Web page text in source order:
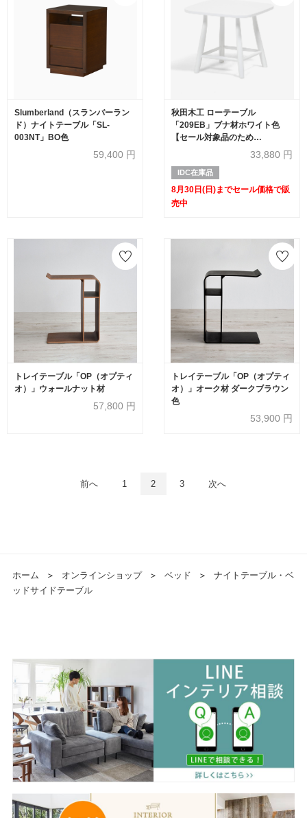
Slumberland（スランバーラン
ド）ナイトテーブル「SL-
003NT」BO色
59,400 円
秋田木工 ローテーブル
「209EB」ブナ材ホワイト色
【セール対象品のため
33,880 円
IDC在庫品
8月30日(日)までセール価格で販
売中
トレイテーブル「OP（オプティ
オ）」ウォールナット材
57,800 円
トレイテーブル「OP（オプティ
オ）」オーク材 ダークブラウン
色
53,900 円
前へ 1 2 3 次へ
ホーム ＞ オンラインショップ ＞ ベッド ＞
ナイトテーブル・ベ
ッドサイドテーブル